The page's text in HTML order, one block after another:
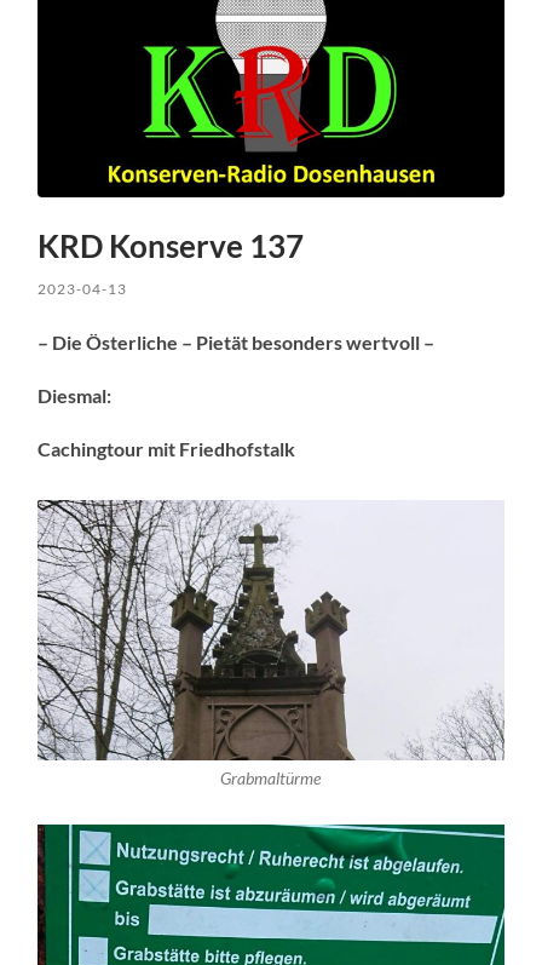
KRD Konserve 137
2023-04-13
– Die Österliche – Pietät besonders wertvoll –
Diesmal:
Cachingtour mit Friedhofstalk
Grabmaltürme